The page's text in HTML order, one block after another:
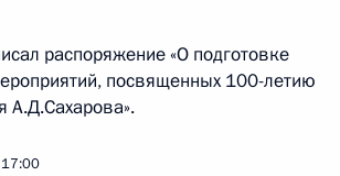
распоряжение «О подготовке
посвященных 100-летию
А.Д.Сахарова».
17:00